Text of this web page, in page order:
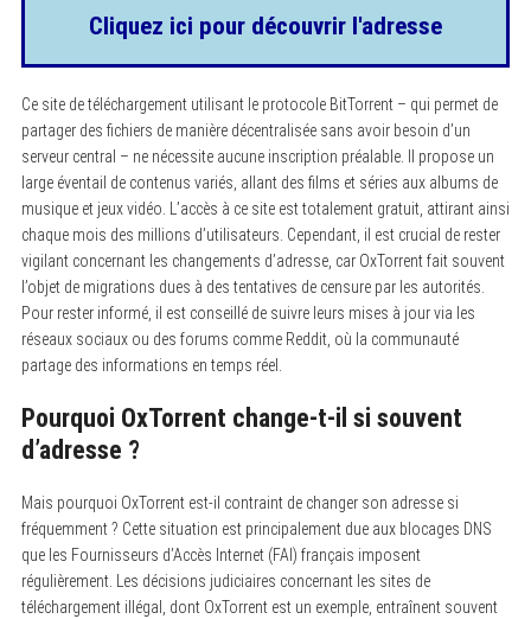
Cliquez ici pour découvrir l'adresse
Ce site de téléchargement utilisant le protocole BitTorrent – qui permet de
partager des fichiers de manière décentralisée sans avoir besoin d’un
serveur central – ne nécessite aucune inscription préalable. Il propose un
large éventail de contenus variés, allant des films et séries aux albums de
musique et jeux vidéo. L’accès à ce site est totalement gratuit, attirant ainsi
chaque mois des millions d’utilisateurs. Cependant, il est crucial de rester
vigilant concernant les changements d’adresse, car OxTorrent fait souvent
l’objet de migrations dues à des tentatives de censure par les autorités.
Pour rester informé, il est conseillé de suivre leurs mises à jour via les
réseaux sociaux ou des forums comme Reddit, où la communauté
partage des informations en temps réel.
Pourquoi OxTorrent change-t-il si souvent
d’adresse ?
Mais pourquoi OxTorrent est-il contraint de changer son adresse si
fréquemment ? Cette situation est principalement due aux blocages DNS
que les Fournisseurs d’Accès Internet (FAI) français imposent
régulièrement. Les décisions judiciaires concernant les sites de
téléchargement illégal, dont OxTorrent est un exemple, entraînent souvent